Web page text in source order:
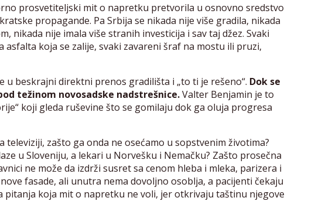
prosvetiteljski mit o napretku pretvorila u osnovno sredstvo
propagande. Pa Srbija se nikada nije više gradila, nikada
nikada nije imala više stranih investicija i sav taj džez. Svaki
asfalta koja se zalije, svaki zavareni šraf na mostu ili pruzi,
u beskrajni direktni prenos gradilišta i „to ti je rešeno“. Dok se
težinom novosadske nadstrešnice.Valter Benjamin je to
koji gleda ruševine što se gomilaju dok ga oluja progresa
zašto ga onda ne osećamo u sopstvenim životima?
u Sloveniju, a lekari u Norvešku i Nemačku? Zašto prosečna
ne može da izdrži susret sa cenom hleba i mleka, parizera i
fasade, ali unutra nema dovoljno osoblja, a pacijenti čekaju
pitanja koja mit o napretku ne voli, jer otkrivaju taštinu njegove